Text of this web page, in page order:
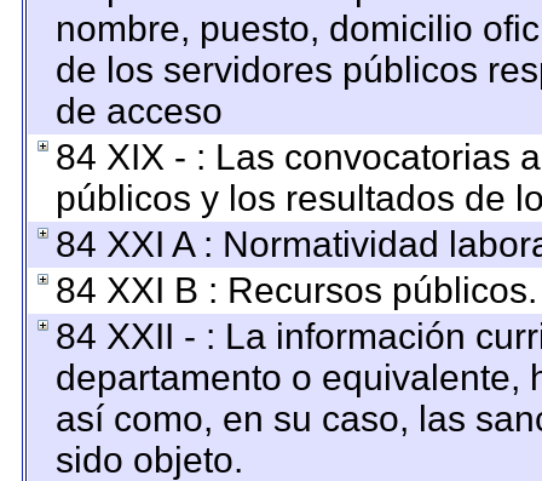
nombre, puesto, domicilio
de los servidores públicos
de acceso
84 XIX - : Las convocatorias
públicos y los resultados de
84 XXI A : Normatividad
84 XXI B : Recursos públicos.
84 XXII - : La información
departamento o equivalente,
así como, en su caso, las
sido objeto.